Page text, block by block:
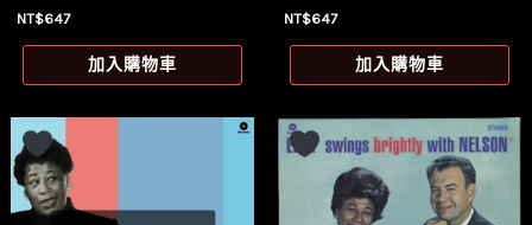
NT$647
加入購物車
NT$647
加入購物車